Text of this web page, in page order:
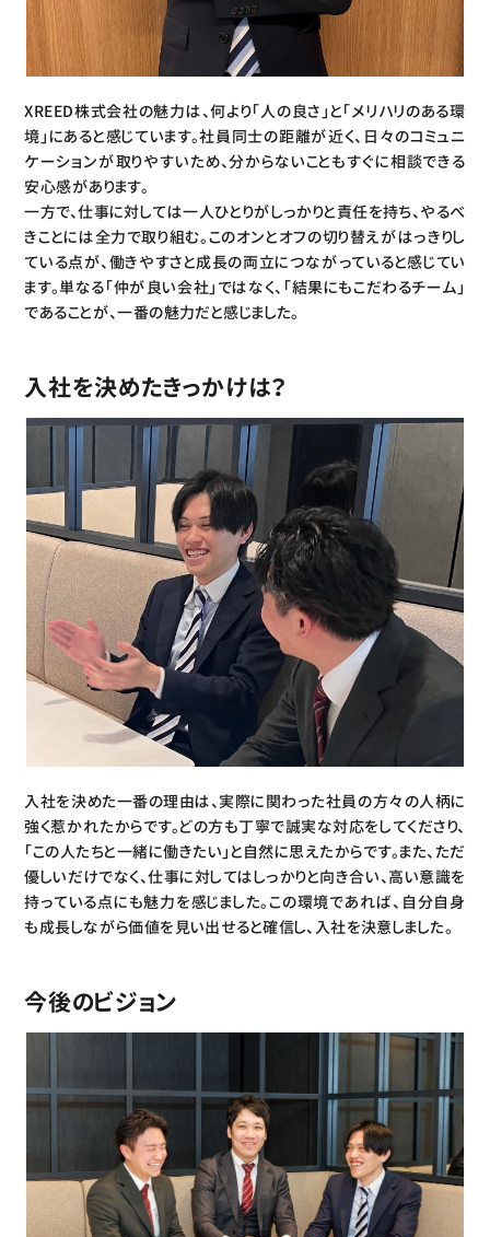
XREED株式会社の魅力は、何より「人の良さ」と「メリハリのある環
境」にあると感じています。社員同士の距離が近く、日々のコミュニ
ケーションが取りやすいため、分からないこともすぐに相談できる
安心感があります。
一方で、仕事に対しては一人ひとりがしっかりと責任を持ち、やるべ
きことには全力で取り組む。このオンとオフの切り替えがはっきりし
ている点が、働きやすさと成長の両立につながっていると感じてい
ます。単なる「仲が良い会社」ではなく、「結果にもこだわるチーム」
であることが、一番の魅力だと感じました。
入社を決めたきっかけは？
入社を決めた一番の理由は、実際に関わった社員の方々の人柄に
強く惹かれたからです。どの方も丁寧で誠実な対応をしてくださり、
「この人たちと一緒に働きたい」と自然に思えたからです。また、ただ
優しいだけでなく、仕事に対してはしっかりと向き合い、高い意識を
持っている点にも魅力を感じました。この環境であれば、自分自身
も成長しながら価値を見い出せると確信し、入社を決意しました。
今後のビジョン